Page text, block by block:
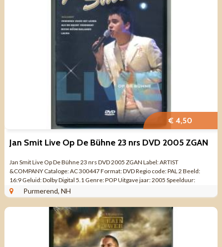
€ 4,50
Jan Smit ‎Live Op De Bühne 23 nrs DVD 2005 ZGAN
Jan Smit ‎Live Op De Bühne 23 nrs DVD 2005 ZGAN Label: ARTIST
&COMPANY Cataloge: AC 300447 Format: DVD Regio code: PAL 2 Beeld:
16:9 Geluid: Dolby Digital 5.1 Genre: POP Uitgave jaar: 2005 Speelduur:
1:20:00 ...Purmerend, NH